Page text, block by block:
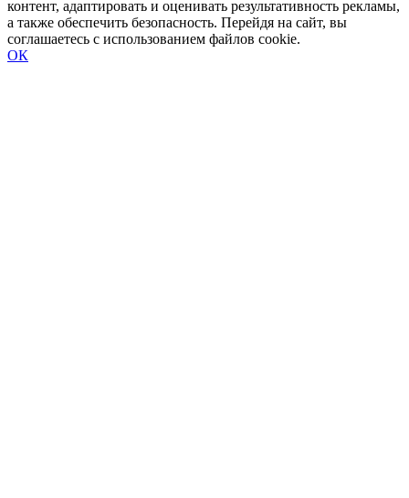
контент, адаптировать и оценивать результативность рекламы,
а также обеспечить безопасность. Перейдя на сайт, вы
соглашаетесь с использованием файлов cookie.
ОК